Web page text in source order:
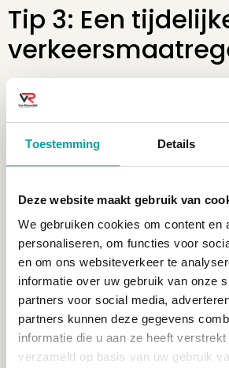
Toestemming Details
Deze website maakt gebruik van
We gebruiken cookies om content en
personaliseren, om functies voor
en om ons websiteverkeer te
informatie over uw gebruik van onze
partners voor social media,
partners kunnen deze gegevens
informatie die u aan ze heeft
verzameld op basis van uw gebruik
Tip 3: Een
Op de dag van de verhuizing
verhuiswagen voor de deur. Als er
moet je die gebruiken voor de
geen parkeervakken zijn kun je de
afzetten. Je moet hiervoor een
stadsdeel.
Tip 4: Geef op tijd
Zorg ervoor dat je op tijd voor je
adreswijziging doorgeeft aan alle
instanties. Bij de gemeente doe je